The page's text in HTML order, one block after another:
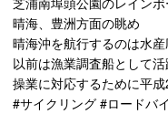
晴海、豊洲方面の眺め
晴海沖を航行するのは水
以前は漁業調査船として
操業に対応するために平
#サイクリング #ロードバ